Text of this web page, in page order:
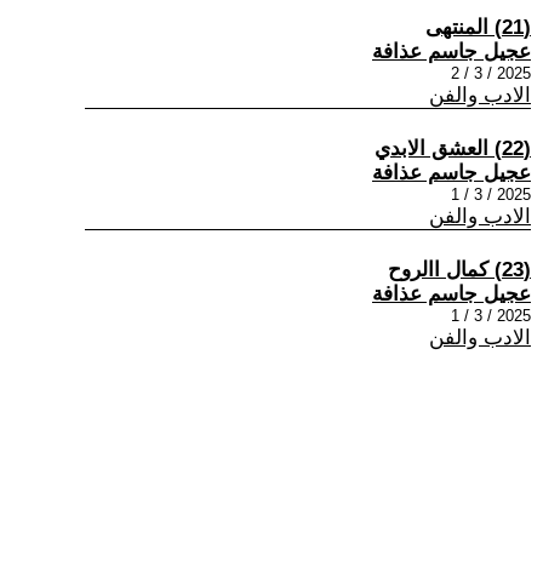
(21) المنتهى
عجيل جاسم عذافة
2025 / 3 / 2
الادب والفن
(22) العشق الابدي
عجيل جاسم عذافة
2025 / 3 / 1
الادب والفن
(23) كمال االروح
عجيل جاسم عذافة
2025 / 3 / 1
الادب والفن